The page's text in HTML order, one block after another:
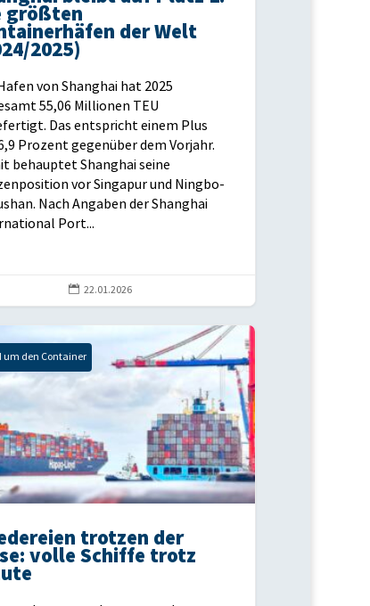
größten
der Welt
2025)
von Shanghai hat 2025
55,06 Millionen TEU
Das entspricht einem Plus
Prozent gegenüber dem Vorjahr.
behauptet Shanghai seine
vor Singapur und Ningbo-
Nach Angaben der Shanghai
Port...
 22.01.2026
um den Container
trotzen der
volle Schiffe trotz